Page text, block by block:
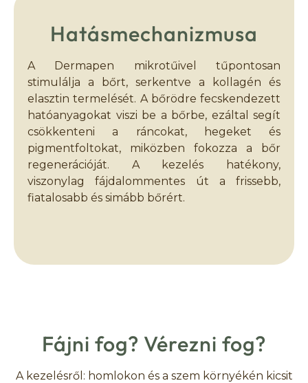
Hatásmechanizmusa
A Dermapen mikrotűivel tűpontosan
stimulálja a bőrt, serkentve a kollagén és
elasztin termelését. A bőrödre fecskendezett
hatóanyagokat viszi be a bőrbe, ezáltal segít
csökkenteni a ráncokat, hegeket és
pigmentfoltokat, miközben fokozza a bőr
regenerációját. A kezelés hatékony,
viszonylag fájdalommentes út a frissebb,
fiatalosabb és simább bőrért.
Fájni fog? Vérezni fog?
A kezelésről: homlokon és a szem környékén kicsit